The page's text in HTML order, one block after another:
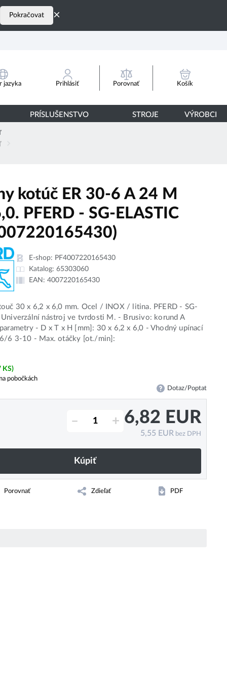
Pokračovat ×
jazyka Prihlásiť Porovnať Košík
PRÍSLUŠENSTVO STROJE VÝROBCI
kotúč ER 30-6 A 24 M
PFERD - SG-ELASTIC
E-shop: PF4007220165430
Katalog: 65303060
EAN: 4007220165430
30 x 6,2 x 6,0 mm. Ocel / INOX / litina. PFERD - SG-
Univerzální nástroj ve tvrdosti M. - Brusivo: korund A
- D x T x H [mm]: 30 x 6,2 x 6,0 - Vhodný upínací
6 3-10 - Max. otáčky [ot./min]:
KS)
pobočkách
Dotaz/Poptat
– + 6,82 EUR
5,55 EUR bez DPH
Kúpiť
Porovnať Zdieľať PDF